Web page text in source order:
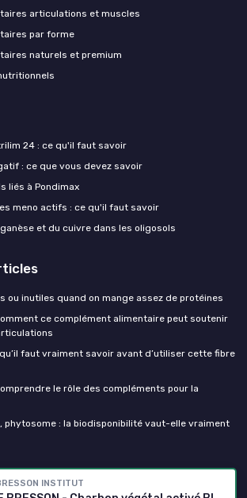
INSTITUT
articulations et muscles
par forme
naturels et premium
24 : ce qu'il faut savoir
: ce que vous devez savoir
liés à Pondimax
meno actifs : ce qu'il faut savoir
et du cuivre dans les oligosols
ou inutiles quand on mange assez de protéines
ce complément alimentaire peut soutenir
faut vraiment savoir avant d’utiliser cette fibre
le rôle des compléments pour la
phytosome : la biodisponibilité vaut-elle vraiment
alimentaires